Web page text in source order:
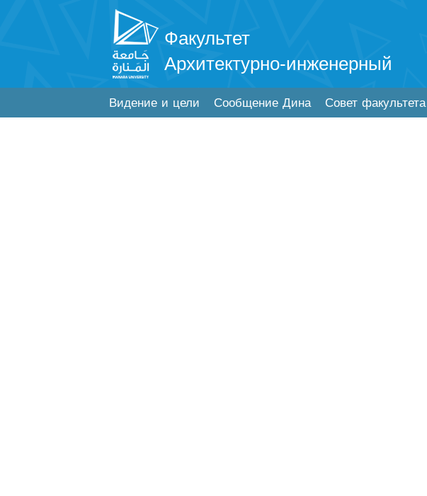
Факультет
Архитектурно-инженерный
Видение и цели Сообщение Дина Совет факультета